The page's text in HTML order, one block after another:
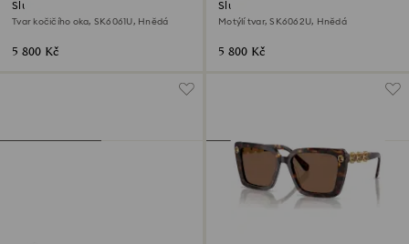
Sluneční brýle
Tvar kočičího oka, SK6061U, Hnědá
5 800 Kč
Sluneční brýle
Motýlí tvar, SK6062U, Hnědá
5 800 Kč